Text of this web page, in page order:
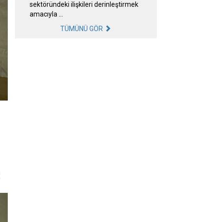
sektöründeki ilişkileri derinleştirmek
amacıyla …
TÜMÜNÜ GÖR